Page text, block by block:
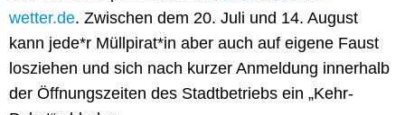
wetter.de. Zwischen dem 20. Juli und 14. August
kann jede*r Müllpirat*in aber auch auf eigene Faust
losziehen und sich nach kurzer Anmeldung innerhalb
der Öffnungszeiten des Stadtbetriebs ein „Kehr-